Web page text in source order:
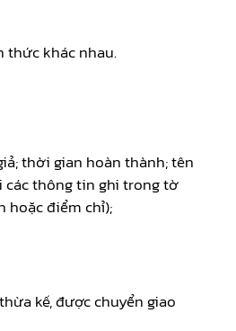
thức khác nhau.
thời gian hoàn thành; tên
các thông tin ghi trong tờ
hoặc điểm chỉ);
kế, được chuyển giao